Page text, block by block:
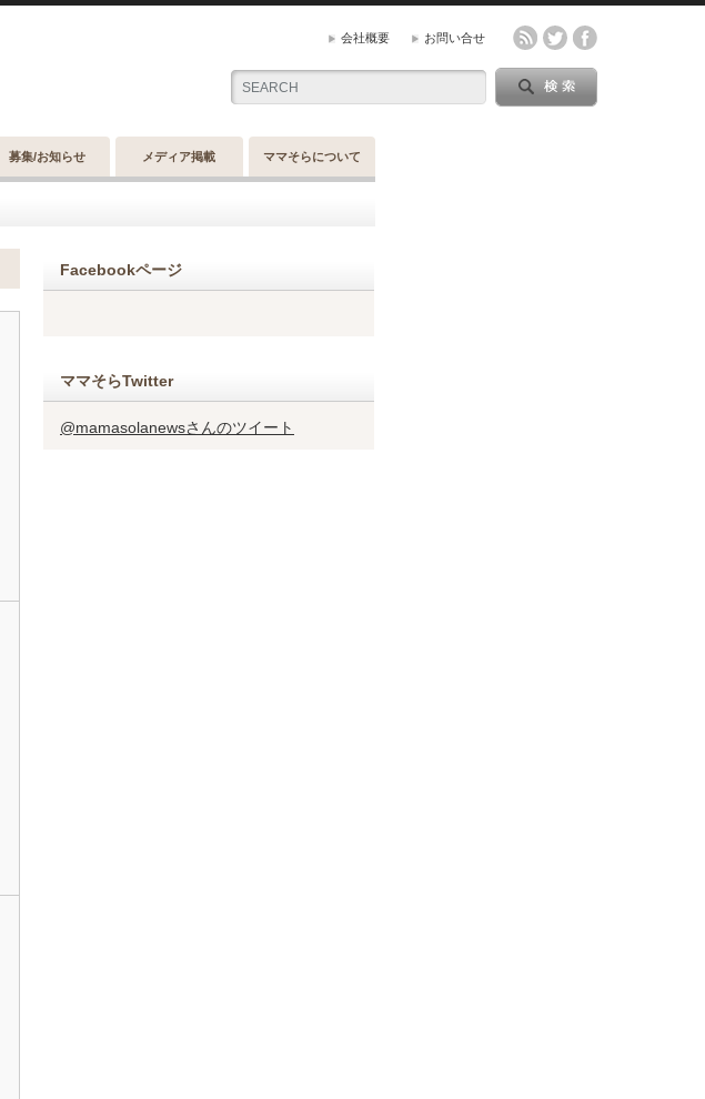
会社概要 お問い合せ
募集/お知らせ メディア掲載 ママそらについて
Facebookページ
ママそらTwitter
@mamasolanewsさんのツイート